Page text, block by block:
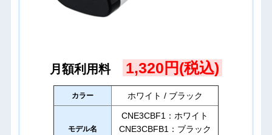
月額利用料 1,320円(税込)
カラー ホワイト / ブラック
モデル名
CNE3CBF1：ホワイト
CNE3CBFB1：ブラック